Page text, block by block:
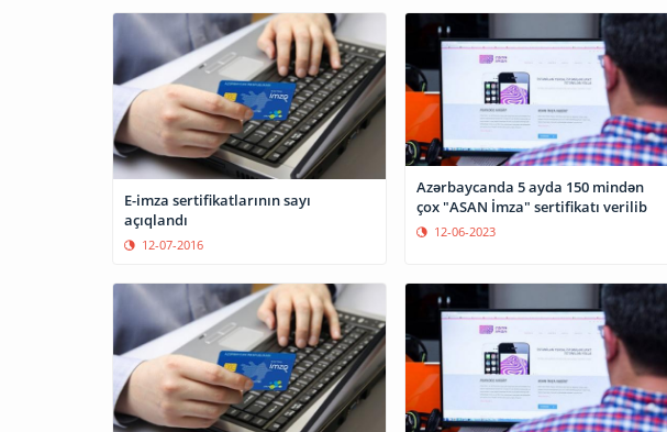
E-imza sertifikatlarının sayı
açıqlandı
12-07-2016
Azərbaycanda 5 ayda 150 mindən
çox "ASAN İmza" sertifikatı verilib
12-06-2023